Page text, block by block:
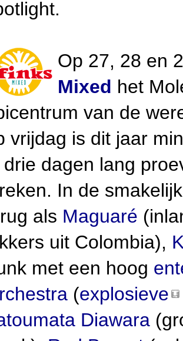
Op 27, 28 en
Mixed het
van de
vrijdag is dit jaar
drie dagen lang
In de
als Maguaré
uit Colombia),
met een hoog
(explosieve
Diawara